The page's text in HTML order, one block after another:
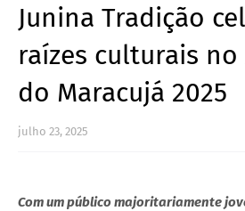
Junina Tradição
raízes culturais
do Maracujá 2025
julho 23, 2025
Com um público majoritariamente